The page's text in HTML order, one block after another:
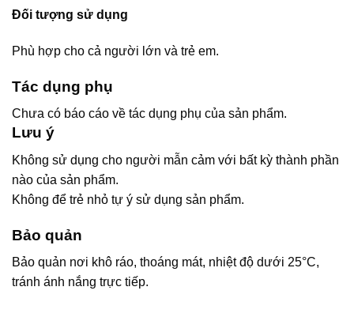
Đối tượng sử dụng
Phù hợp cho cả người lớn và trẻ em.
Tác dụng phụ
Chưa có báo cáo về tác dụng phụ của sản phẩm.
Lưu ý
Không sử dụng cho người mẫn cảm với bất kỳ thành phần
nào của sản phẩm.
Không để trẻ nhỏ tự ý sử dụng sản phẩm.
Bảo quản
Bảo quản nơi khô ráo, thoáng mát, nhiệt độ dưới 25°C,
tránh ánh nắng trực tiếp.